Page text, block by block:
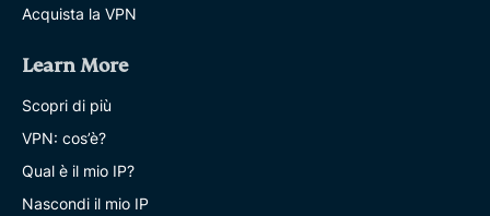
Acquista la VPN
Learn More
Scopri di più
VPN: cos’è?
Qual è il mio IP?
Nascondi il mio IP